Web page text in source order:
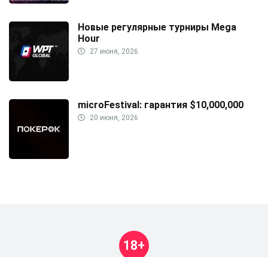
Новые регулярные турниры Mega
Hour
27 июня, 2026
microFestival: гарантия $10,000,000
20 июня, 2026
18+